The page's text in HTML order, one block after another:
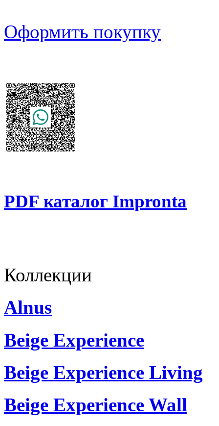
Оформить покупку
PDF каталог Impronta
Коллекции
Alnus
Beige Experience
Beige Experience Living
Beige Experience Wall